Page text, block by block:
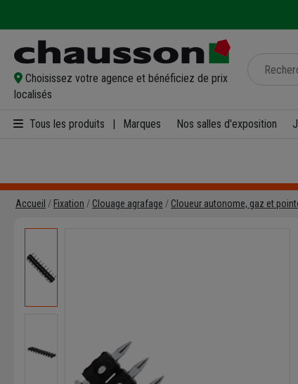
Choisissez votre agence et bénéficiez de prix
localisés
Tous les produits Marques Nos salles d'exposition
Accueil Fixation Clouage agrafage Cloueur autonome, gaz et